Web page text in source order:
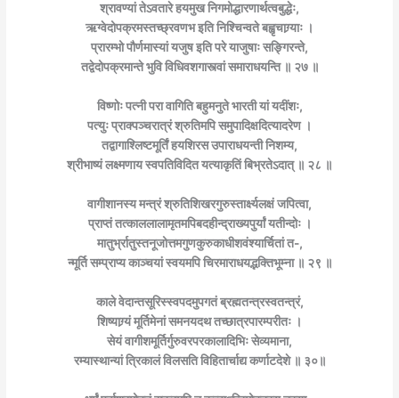
श्रावण्यां तेऽवतारे हयमुख निगमोद्धारणार्थत्वबुद्धेः,
ऋग्वेदोपक्रमस्तच्छ्रवणभ इति निश्चिन्वते बह्वृचाग्र्याः ।
प्रारम्भो पौर्णमास्यां यजुष इति परे याजुषाः सङ्गिरन्ते,
तद्वेदोपक्रमान्ते भुवि विधिवशगास्त्वां समाराधयन्ति ॥ २७ ॥
विष्णोः पत्नी परा वागिति बहुमनुते भारती यां यदींशः,
पत्युः प्राक्पञ्चरात्रं श्रुतिमपि समुपादिक्षदित्यादरेण ।
तद्वागाश्लिष्टमूर्तिं हयशिरस उपाराधयन्ती निशम्य,
श्रीभाष्यं लक्ष्मणाय स्वपतिविदित यत्याकृतिं बिभ्रतेऽदात् ॥ २८ ॥
वागीशानस्य मन्त्रं श्रुतिशिखरगुरुस्तार्क्ष्यलक्षं जपित्वा,
प्राप्तं तत्काललालामृतमपिबदहीन्द्राख्यपुर्यां यतीन्दोः ।
मातुर्भ्रातुस्तनूजोत्तमगुणकुरुकाधीशवंश्यार्चितां त-,
न्मूर्ति सम्प्राप्य काञ्चयां स्वयमपि चिरमाराधयद्भक्तिभूम्ना ॥ २९ ॥
काले वेदान्तसूरिस्स्वपदमुपगतं ब्रह्मतन्त्रस्वतन्त्रं,
शिष्याग्र्यं मूर्तिमेनां समनयदथ तच्छात्रपारम्परीतः ।
सेयं वागीशमूर्तिर्गुरुवरपरकालादिभिः सेव्यमाना,
रम्यास्थान्यां त्रिकालं विलसति विहितार्चाद्य कर्णाटदेशे ॥ ३०॥